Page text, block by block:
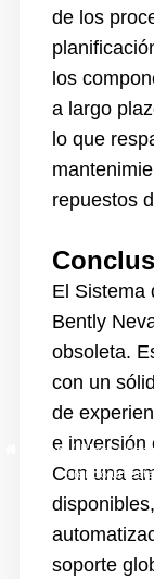
Hogar / Blog / Por
siendo un
de los
los
a largo
lo que
repuestos
El Sistema
Bently
obsoleta.
con un
de
e inversión
Con una
soporte